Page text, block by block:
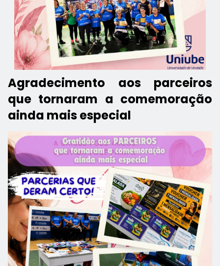
Agradecimento aos parceiros
que tornaram a comemoração
ainda mais especial